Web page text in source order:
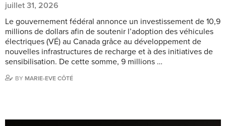
juillet 31, 2026
Le gouvernement fédéral annonce un investissement de 10,9
millions de dollars afin de soutenir l’adoption des véhicules
électriques (VÉ) au Canada grâce au développement de
nouvelles infrastructures de recharge et à des initiatives de
sensibilisation. De cette somme, 9 millions …
BY MARIE-EVE CÔTÉ